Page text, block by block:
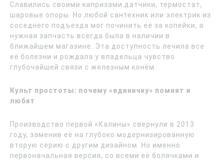
Славились своими капризами датчики, термостат,
шаровые опоры. Но любой сантехник или электрик из
соседнего подъезда мог починить её за копейки, а
нужная запчасть всегда была в наличии в
ближайшем магазине. Эта доступность лечила все
её болезни и рождала у владельца чувство
глубочайшей связи с железным конём.
Культ простоты: почему «единичку» помнят и
любят
Производство первой «Калины» свернули в 2013
году, заменив её на глубоко модернизированную
вторую серию с другим дизайном. Но именно
первоначальная версия, со всеми её болячками и